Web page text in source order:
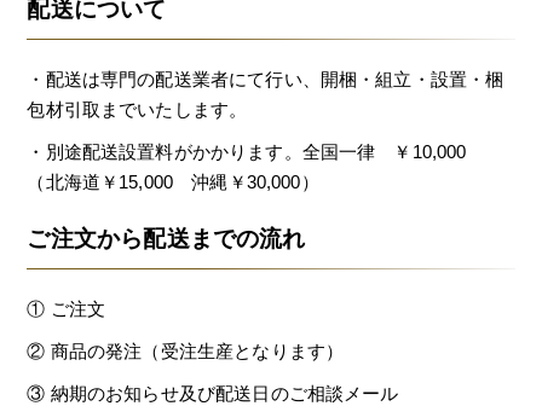
配送について
・配送は専門の配送業者にて行い、開梱・組立・設置・梱
包材引取までいたします。
・別途配送設置料がかかります。全国一律 ￥10,000
（北海道￥15,000 沖縄￥30,000）
ご注文から配送までの流れ
① ご注文
② 商品の発注（受注生産となります）
③ 納期のお知らせ及び配送日のご相談メール